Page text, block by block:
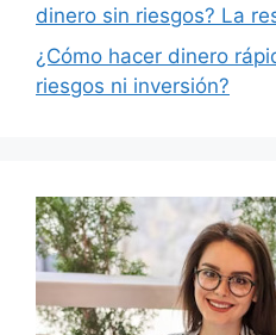
dinero sin riesgos? La
¿Cómo hacer dinero
riesgos ni inversión?